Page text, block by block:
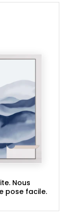
Nous
pose facile.